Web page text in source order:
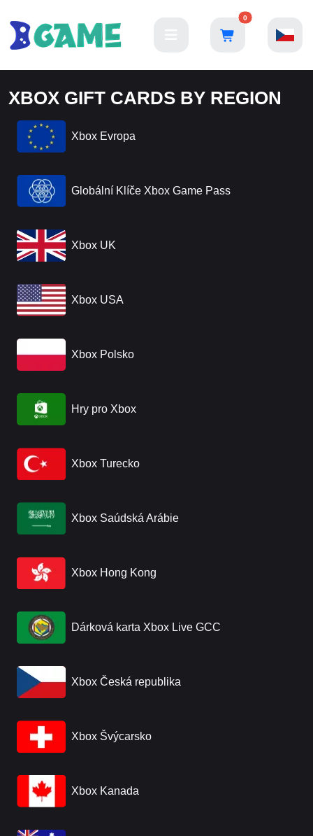
0
XBOX GIFT CARDS BY REGION
Xbox Evropa
Globální Klíče Xbox Game Pass
Xbox UK
Xbox USA
Xbox Polsko
Hry pro Xbox
Xbox Turecko
Xbox Saúdská Arábie
Xbox Hong Kong
Dárková karta Xbox Live GCC
Xbox Česká republika
Xbox Švýcarsko
Xbox Kanada